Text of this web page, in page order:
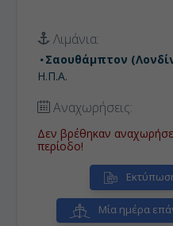
Λιμάνια:
Σαουθάμπτον
Η.Π.Α.
Αναχωρήσεις:
Δεν βρέθηκαν
περίοδο!
Μία ημέρα